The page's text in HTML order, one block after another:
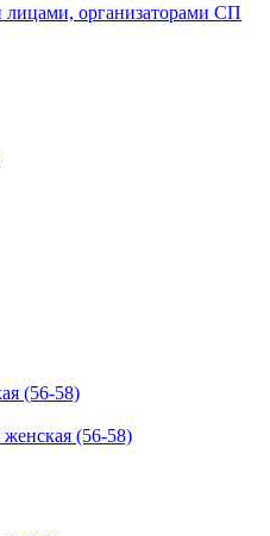
организаторами СП
(56-58)